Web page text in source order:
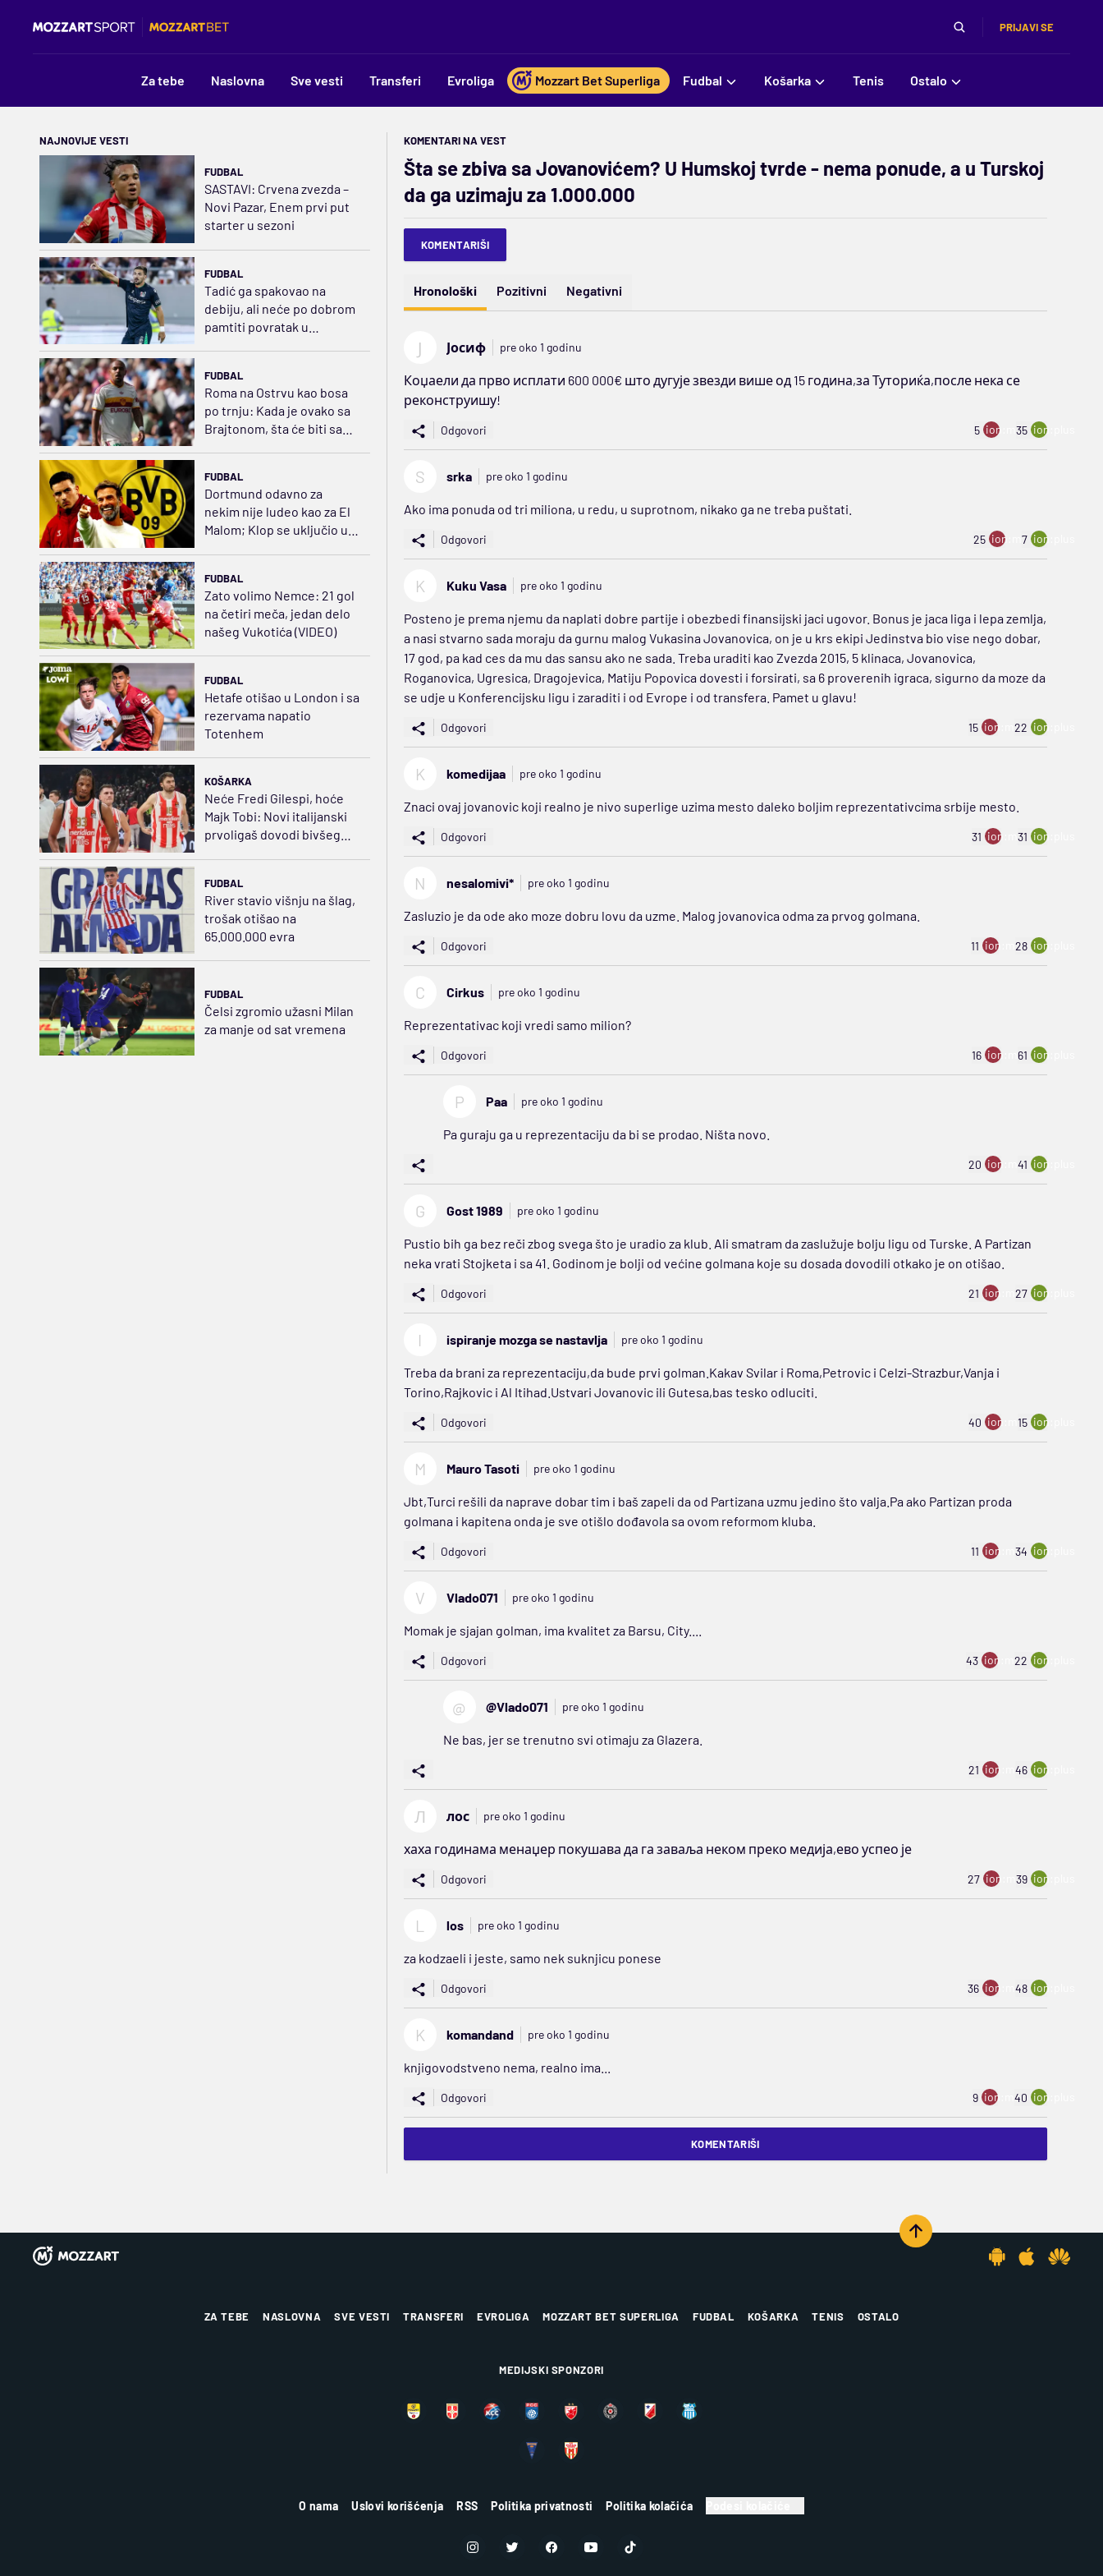
PRIJAVI SE
Za tebe Naslovna Sve vesti Transferi Evroliga Mozzart Bet Superliga Fudbal Košarka Tenis Ostalo
NAJNOVIJE VESTI
FUDBAL
SASTAVI: Crvena zvezda –
Novi Pazar, Enem prvi put
starter u sezoni
FUDBAL
Tadić ga spakovao na
debiju, ali neće po dobrom
pamtiti povratak u
FUDBAL
Roma na Ostrvu kao bosa
po trnju: Kada je ovako sa
Brajtonom, šta će biti sa
FUDBAL
Dortmund odavno za
nekim nije ludeo kao za El
Malom; Klop se uključio u
FUDBAL
Zato volimo Nemce: 21 gol
na četiri meča, jedan delo
našeg Vukotića (VIDEO)
FUDBAL
Hetafe otišao u London i sa
rezervama napatio
Totenhem
KOŠARKA
Neće Fredi Gilespi, hoće
Majk Tobi: Novi italijanski
prvoligaš dovodi bivšeg
FUDBAL
River stavio višnju na šlag,
trošak otišao na
65.000.000 evra
FUDBAL
Čelsi zgromio užasni Milan
za manje od sat vremena
KOMENTARI NA VEST
Šta se zbiva sa Jovanovićem? U Humskoj tvrde - nema ponude, a u Turskoj
da ga uzimaju za 1.000.000
KOMENTARIŠI
Hronološki Pozitivni Negativni
Ј Јосиф pre oko 1 godinu
Коџаели да прво исплати 600 000€ што дугује звезди више од 15 година,за Туториќа,после нека се
реконструишу!
Odgovori 5 ion:minus
35 ion:plus
S srka pre oko 1 godinu
Ako ima ponuda od tri miliona, u redu, u suprotnom, nikako ga ne treba puštati.
Odgovori 25 ion:minus
7 ion:plus
K Kuku Vasa pre oko 1 godinu
Posteno je prema njemu da naplati dobre partije i obezbedi finansijski jaci ugovor. Bonus je jaca liga i lepa zemlja,
a nasi stvarno sada moraju da gurnu malog Vukasina Jovanovica, on je u krs ekipi Jedinstva bio vise nego dobar,
17 god, pa kad ces da mu das sansu ako ne sada. Treba uraditi kao Zvezda 2015, 5 klinaca, Jovanovica,
Roganovica, Ugresica, Dragojevica, Matiju Popovica dovesti i forsirati, sa 6 proverenih igraca, sigurno da moze da
se udje u Konferencijsku ligu i zaraditi i od Evrope i od transfera. Pamet u glavu!
Odgovori 15 ion:minus
22 ion:plus
K komedijaa pre oko 1 godinu
Znaci ovaj jovanovic koji realno je nivo superlige uzima mesto daleko boljim reprezentativcima srbije mesto.
Odgovori 31 ion:minus
31 ion:plus
N nesalomivi* pre oko 1 godinu
Zasluzio je da ode ako moze dobru lovu da uzme. Malog jovanovica odma za prvog golmana.
Odgovori 11 ion:minus
28 ion:plus
C Cirkus pre oko 1 godinu
Reprezentativac koji vredi samo milion?
Odgovori 16 ion:minus
61 ion:plus
P Paa pre oko 1 godinu
Pa guraju ga u reprezentaciju da bi se prodao. Ništa novo.
20 ion:minus
41 ion:plus
G Gost 1989 pre oko 1 godinu
Pustio bih ga bez reči zbog svega što je uradio za klub. Ali smatram da zaslužuje bolju ligu od Turske. A Partizan
neka vrati Stojketa i sa 41. Godinom je bolji od većine golmana koje su dosada dovodili otkako je on otišao.
Odgovori 21 ion:minus
27 ion:plus
I ispiranje mozga se nastavlja pre oko 1 godinu
Treba da brani za reprezentaciju,da bude prvi golman.Kakav Svilar i Roma,Petrovic i Celzi-Strazbur,Vanja i
Torino,Rajkovic i Al Itihad.Ustvari Jovanovic ili Gutesa,bas tesko odluciti.
Odgovori 40 ion:minus
15 ion:plus
M Mauro Tasoti pre oko 1 godinu
Jbt,Turci rešili da naprave dobar tim i baš zapeli da od Partizana uzmu jedino što valja.Pa ako Partizan proda
golmana i kapitena onda je sve otišlo dođavola sa ovom reformom kluba.
Odgovori 11 ion:minus
34 ion:plus
V Vlado071 pre oko 1 godinu
Momak je sjajan golman, ima kvalitet za Barsu, City....
Odgovori 43 ion:minus
22 ion:plus
@ @Vlado071 pre oko 1 godinu
Ne bas, jer se trenutno svi otimaju za Glazera.
21 ion:minus
46 ion:plus
Л лос pre oko 1 godinu
хаха годинама менаџер покушава да га заваља неком преко медија,ево успео је
Odgovori 27 ion:minus
39 ion:plus
L los pre oko 1 godinu
za kodzaeli i jeste, samo nek suknjicu ponese
Odgovori 36 ion:minus
48 ion:plus
K komandand pre oko 1 godinu
knjigovodstveno nema, realno ima...
Odgovori 9 ion:minus
40 ion:plus
KOMENTARIŠI
ZA TEBE NASLOVNA SVE VESTI TRANSFERI EVROLIGA MOZZART BET SUPERLIGA FUDBAL KOŠARKA TENIS OSTALO
MEDIJSKI SPONZORI
O nama Uslovi korišćenja RSS Politika privatnosti Politika kolačića